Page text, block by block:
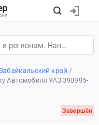
край
Автомобиля УАЗ 390995-
Завершён